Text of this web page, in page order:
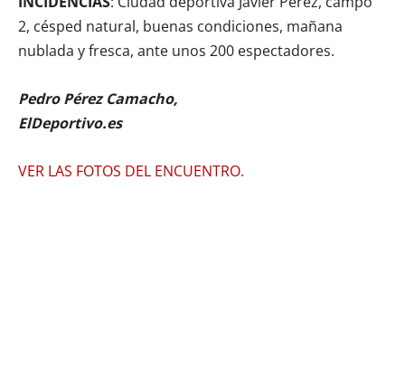
2, césped natural, buenas condiciones, mañana
nublada y fresca, ante unos 200 espectadores.
Pedro Pérez Camacho,
ElDeportivo.es
VER LAS FOTOS DEL ENCUENTRO.